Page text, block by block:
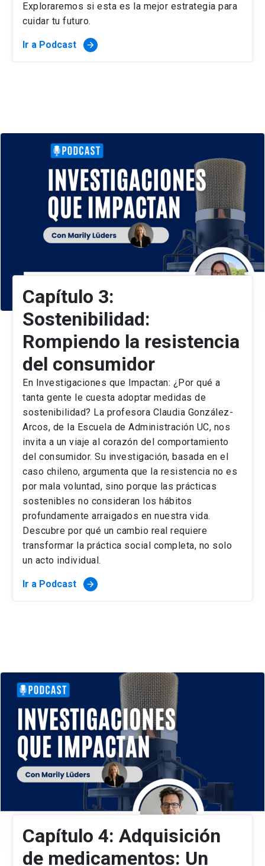
Exploraremos si esta es la mejor estrategia para
cuidar tu futuro.
Ir a Podcast arrow_forward
Capítulo 3:
Sostenibilidad:
Rompiendo la resistencia
del consumidor
En Investigaciones que Impactan: ¿Por qué a
tanta gente le cuesta adoptar medidas de
sostenibilidad? La profesora Claudia González-
Arcos, de la Escuela de Administración UC, nos
invita a un viaje al corazón del comportamiento
del consumidor. Su investigación, basada en el
caso chileno, argumenta que la resistencia no es
por mala voluntad, sino porque las prácticas
sostenibles no consideran los hábitos
profundamente arraigados en nuestra vida.
Descubre por qué un cambio real requiere
transformar la práctica social completa, no solo
un acto individual.
Ir a Podcast arrow_forward
Capítulo 4: Adquisición
de medicamentos: Un